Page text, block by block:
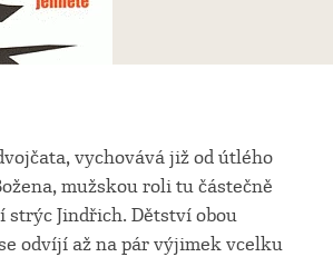
vychovává již od útlého
mužskou roli tu částečně
strýc Jindřich. Dětství obou
odvíjí až na pár výjimek vcelku